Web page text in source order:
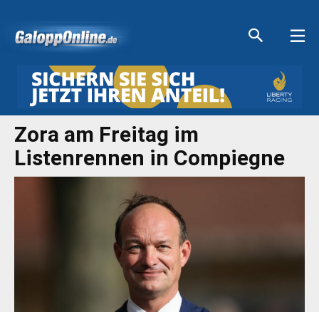
Zora am Freitag im
Listenrennen in Compiegne